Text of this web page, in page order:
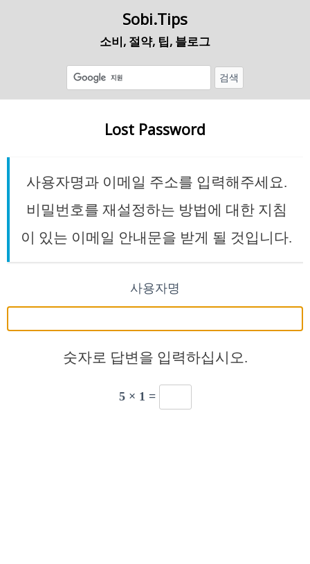
Sobi.Tips
소비, 절약, 팁, 블로그
Lost Password
사용자명과 이메일 주소를 입력해주세요.
비밀번호를 재설정하는 방법에 대한 지침
이 있는 이메일 안내문을 받게 될 것입니다.
사용자명
숫자로 답변을 입력하십시오.
5 × 1 =